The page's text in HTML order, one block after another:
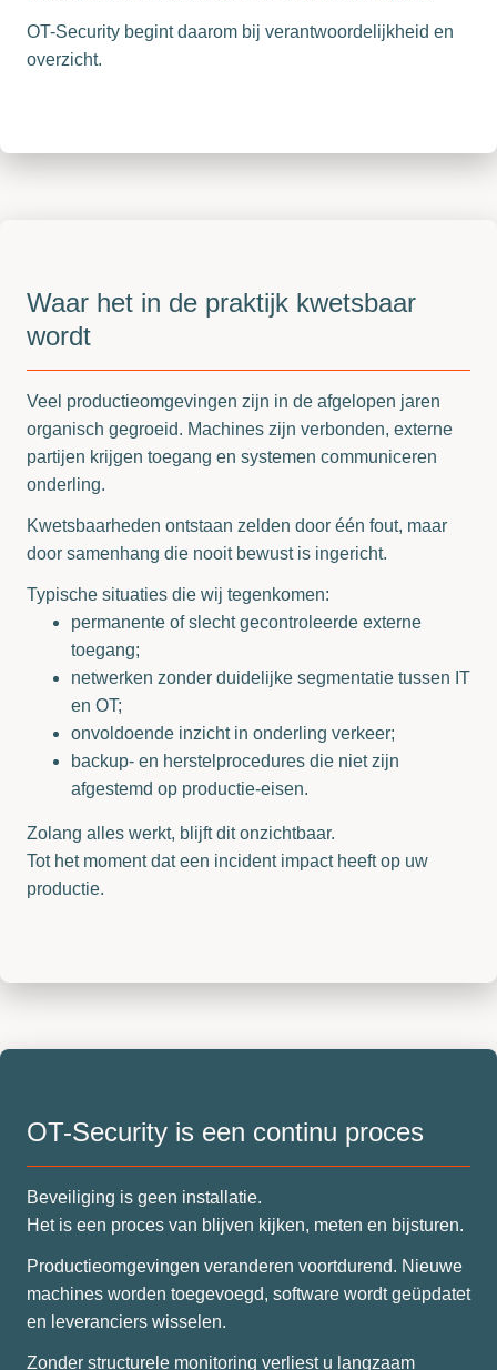
OT-Security begint daarom bij verantwoordelijkheid en
overzicht.
Waar het in de praktijk kwetsbaar
wordt
Veel productieomgevingen zijn in de afgelopen jaren
organisch gegroeid. Machines zijn verbonden, externe
partijen krijgen toegang en systemen communiceren
onderling.
Kwetsbaarheden ontstaan zelden door één fout, maar
door samenhang die nooit bewust is ingericht.
Typische situaties die wij tegenkomen:
permanente of slecht gecontroleerde externe
toegang;
netwerken zonder duidelijke segmentatie tussen IT
en OT;
onvoldoende inzicht in onderling verkeer;
backup- en herstelprocedures die niet zijn
afgestemd op productie-eisen.
Zolang alles werkt, blijft dit onzichtbaar.
Tot het moment dat een incident impact heeft op uw
productie.
OT-Security is een continu proces
Beveiliging is geen installatie.
Het is een proces van blijven kijken, meten en bijsturen.
Productieomgevingen veranderen voortdurend. Nieuwe
machines worden toegevoegd, software wordt geüpdatet
en leveranciers wisselen.
Zonder structurele monitoring verliest u langzaam